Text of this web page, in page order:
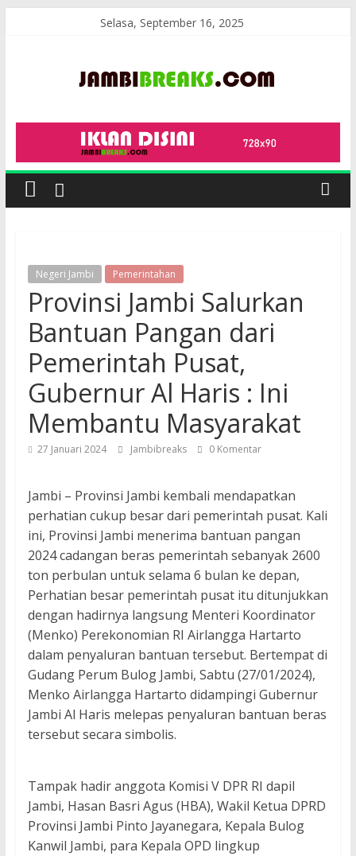
Selasa, September 16, 2025
JambiBreaks
Negeri Jambi Pemerintahan
Provinsi Jambi Salurkan
Bantuan Pangan dari
Pemerintah Pusat,
Gubernur Al Haris : Ini
Membantu Masyarakat
27 Januari 2024 Jambibreaks 0 Komentar
Jambi – Provinsi Jambi kembali mendapatkan
perhatian cukup besar dari pemerintah pusat. Kali
ini, Provinsi Jambi menerima bantuan pangan
2024 cadangan beras pemerintah sebanyak 2600
ton perbulan untuk selama 6 bulan ke depan,
Perhatian besar pemerintah pusat itu ditunjukkan
dengan hadirnya langsung Menteri Koordinator
(Menko) Perekonomian RI Airlangga Hartarto
dalam penyaluran bantuan tersebut. Bertempat di
Gudang Perum Bulog Jambi, Sabtu (27/01/2024),
Menko Airlangga Hartarto didampingi Gubernur
Jambi Al Haris melepas penyaluran bantuan beras
tersebut secara simbolis.
Tampak hadir anggota Komisi V DPR RI dapil
Jambi, Hasan Basri Agus (HBA), Wakil Ketua DPRD
Provinsi Jambi Pinto Jayanegara, Kepala Bulog
Kanwil Jambi, para Kepala OPD lingkup